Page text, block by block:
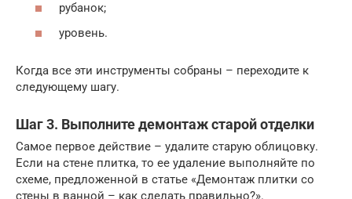
рубанок;
уровень.
Когда все эти инструменты собраны – переходите к
следующему шагу.
Шаг 3. Выполните демонтаж старой отделки
Самое первое действие – удалите старую облицовку.
Если на стене плитка, то ее удаление выполняйте по
схеме, предложенной в статье «Демонтаж плитки со
стены в ванной – как сделать правильно?».